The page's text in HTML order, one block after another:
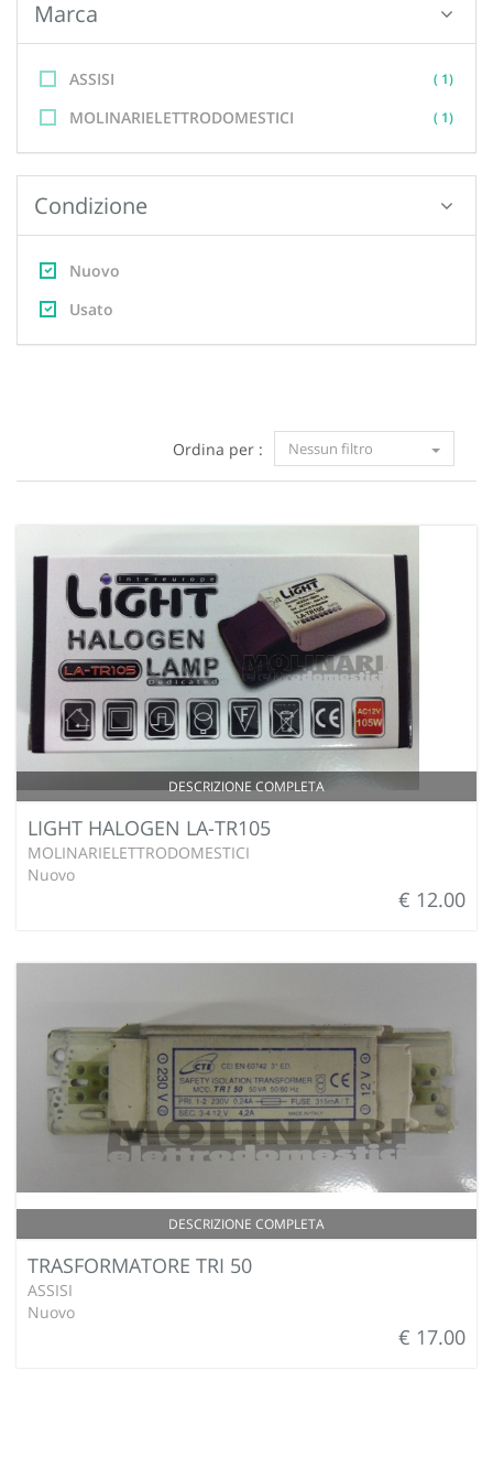
Marca
ASSISI ( 1)
MOLINARIELETTRODOMESTICI ( 1)
Condizione
Nuovo
Usato
Ordina per : Nessun filtro
DESCRIZIONE COMPLETA
LIGHT HALOGEN LA-TR105
MOLINARIELETTRODOMESTICI
Nuovo
€ 12.00
DESCRIZIONE COMPLETA
TRASFORMATORE TRI 50
ASSISI
Nuovo
€ 17.00